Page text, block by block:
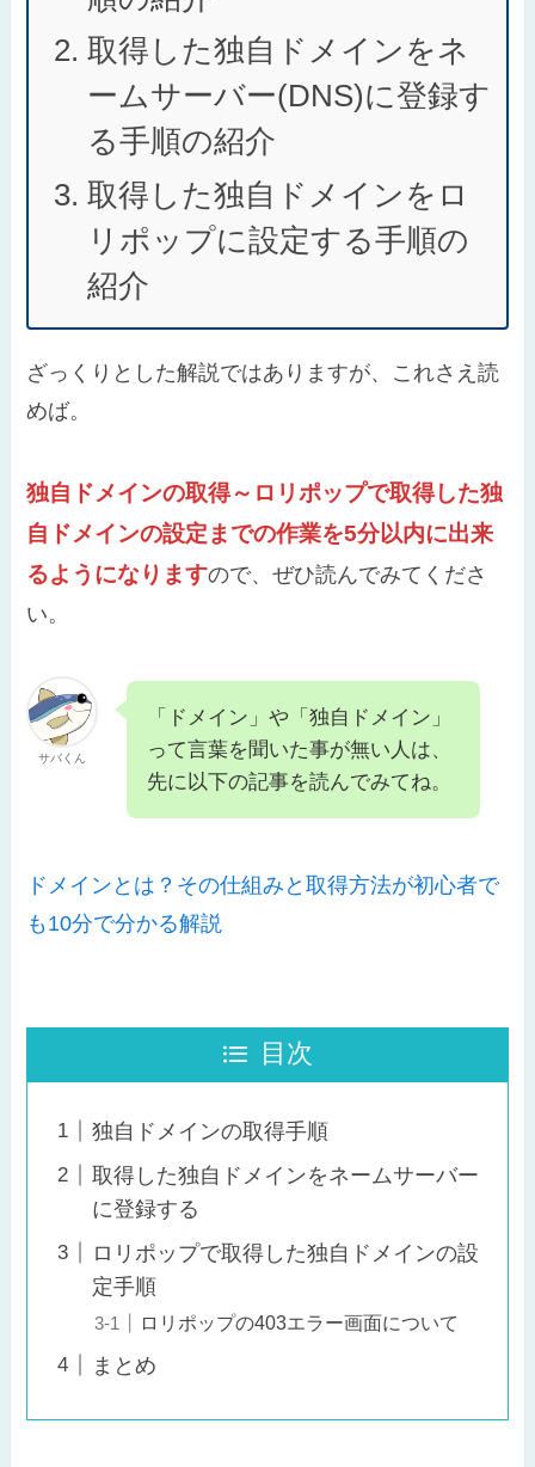
取得した独自ドメインをネ
ームサーバー(DNS)に登録す
る手順の紹介
取得した独自ドメインをロ
リポップに設定する手順の
紹介
ざっくりとした解説ではありますが、これさえ読
めば。
独自ドメインの取得～ロリポップで取得した独
自ドメインの設定までの作業を5分以内に出来
るようになりますので、ぜひ読んでみてくださ
い。
サバくん
「ドメイン」や「独自ドメイン」
って言葉を聞いた事が無い人は、
先に以下の記事を読んでみてね。
ドメインとは？その仕組みと取得方法が初心者で
も10分で分かる解説
目次
独自ドメインの取得手順
取得した独自ドメインをネームサーバー
に登録する
ロリポップで取得した独自ドメインの設
定手順
ロリポップの403エラー画面について
まとめ